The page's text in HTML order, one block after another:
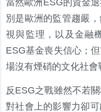
當然歐洲ESG的資金
別是歐洲的監管趨嚴
視與監理，以及金融
ESG基金喪失信心；
場沒有煙硝的文化社會
反ESG之戰雖然不若
對社會上的影響力卻